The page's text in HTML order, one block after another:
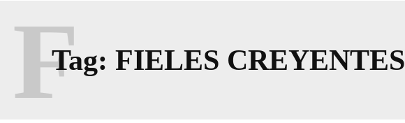
Tag: FIELES CREYENTES
F